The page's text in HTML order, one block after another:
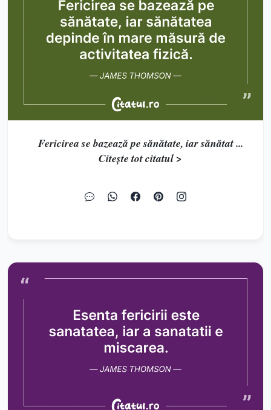
Fericirea se bazează pe sănătate, iar sănătat ...
Citește tot citatul >